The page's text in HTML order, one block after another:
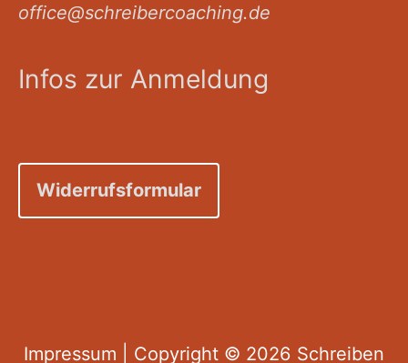
office@schreibercoaching.de
Infos zur Anmeldung
Widerrufsformular
Impressum | Copyright © 2026 Schreiben